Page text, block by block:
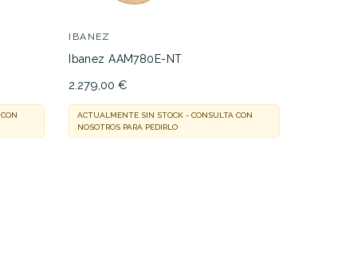
IBANEZ
Ibanez AAM780E-NT
2.279,00 €
ACTUALMENTE SIN STOCK - CONSULTA CON
NOSOTROS PARA PEDIRLO